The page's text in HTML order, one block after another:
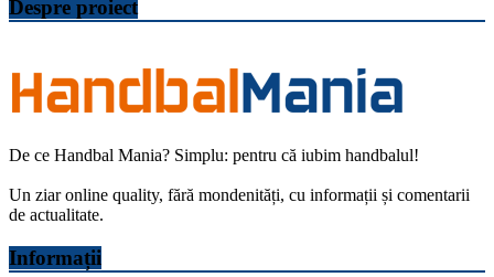
Despre proiect
De ce Handbal Mania? Simplu: pentru că iubim handbalul!
Un ziar online quality, fără mondenități, cu informații și comentarii
de actualitate.
Informații